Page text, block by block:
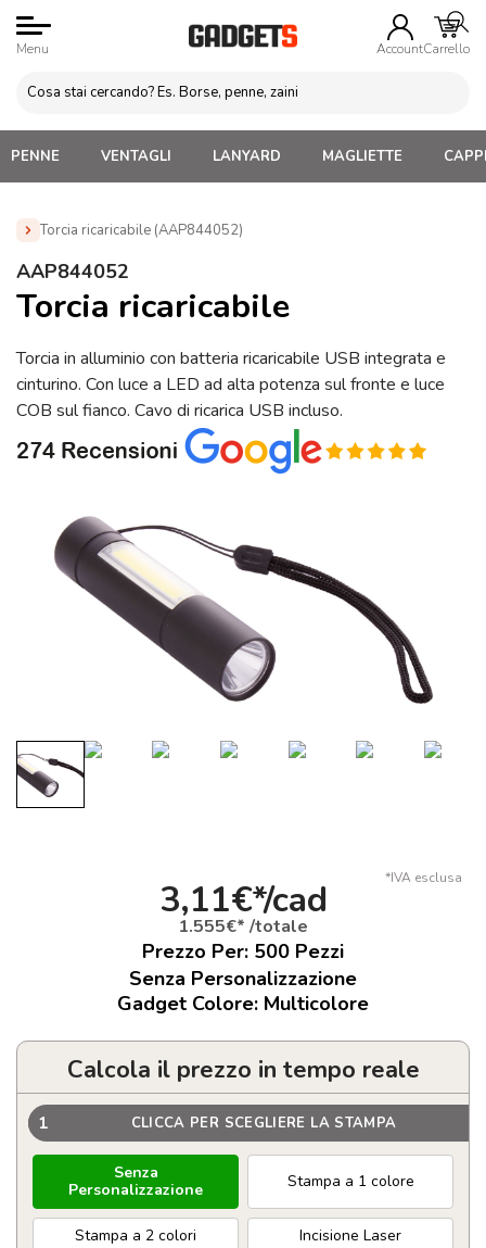
Menu AccountCarrello
PENNE VENTAGLI LANYARD MAGLIETTE
Torcia ricaricabile (AAP844052)
Home » Attrezzi da lavoro Personalizzati
AAP844052
Torcia ricaricabile
Torcia in alluminio con batteria ricaricabile USB integrata e
cinturino. Con luce a LED ad alta potenza sul fronte e luce
COB sul fianco. Cavo di ricarica USB incluso.
*IVA esclusa
3,11€*/cad
1.555€* /totale
Prezzo Per: 500 Pezzi
Senza Personalizzazione
Gadget Colore: Multicolore
Calcola il prezzo in tempo reale
1 CLICCA PER SCEGLIERE LA STAMPA
Senza
Personalizzazione
Stampa a 1 colore
Stampa a 2 colori Incisione Laser